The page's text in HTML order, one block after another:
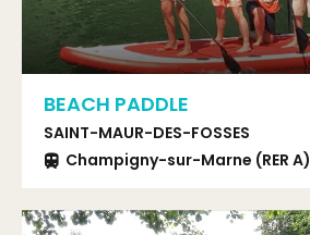
BEACH PADDLE
SAINT-MAUR-DES-FOSSES
Champigny-sur-Marne (RER A)